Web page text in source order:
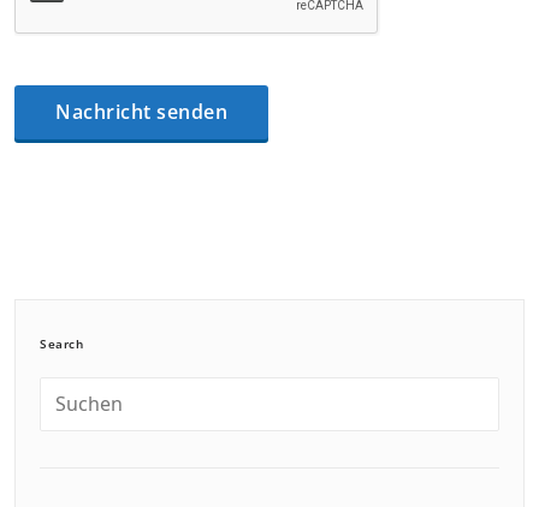
Search